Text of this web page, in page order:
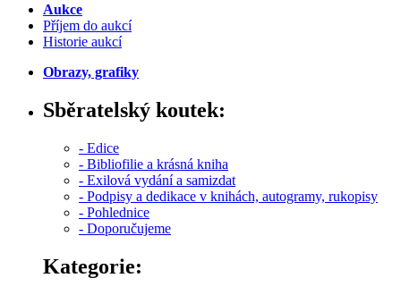
Aukce
Příjem do aukcí
Historie aukcí
Obrazy, grafiky
Sběratelský koutek:
- Edice
- Bibliofilie a krásná kniha
- Exilová vydání a samizdat
- Podpisy a dedikace v knihách, autogramy, rukopisy
- Pohlednice
- Doporučujeme
Kategorie: